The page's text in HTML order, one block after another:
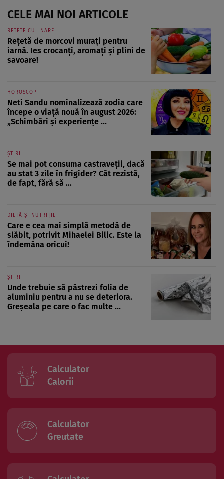
CELE MAI NOI ARTICOLE
REȚETE CULINARE
Rețetă de morcovi murați pentru
iarnă. Ies crocanți, aromați și plini de
savoare!
HOROSCOP
Neti Sandu nominalizează zodia care
începe o viață nouă în august 2026:
„Schimbări și experiențe ...
ȘTIRI
Se mai pot consuma castraveții, dacă
au stat 3 zile în frigider? Cât rezistă,
de fapt, fără să ...
DIETĂ ȘI NUTRIȚIE
Care e cea mai simplă metodă de
slăbit, potrivit Mihaelei Bilic. Este la
îndemâna oricui!
ȘTIRI
Unde trebuie să păstrezi folia de
aluminiu pentru a nu se deteriora.
Greșeala pe care o fac multe ...
Calculator
Calorii
Calculator
Greutate